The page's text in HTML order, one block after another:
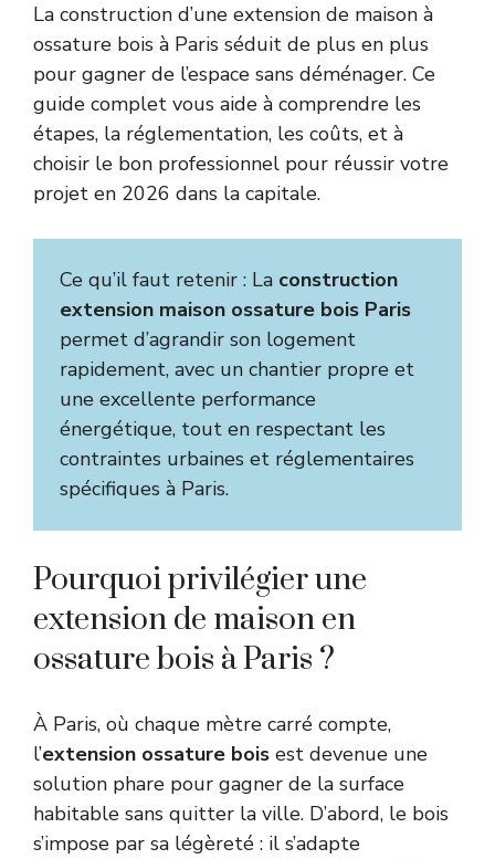
La construction d’une extension de maison à
ossature bois à Paris séduit de plus en plus
pour gagner de l’espace sans déménager. Ce
guide complet vous aide à comprendre les
étapes, la réglementation, les coûts, et à
choisir le bon professionnel pour réussir votre
projet en 2026 dans la capitale.
Ce qu’il faut retenir : La construction
extension maison ossature bois Paris
permet d’agrandir son logement
rapidement, avec un chantier propre et
une excellente performance
énergétique, tout en respectant les
contraintes urbaines et réglementaires
spécifiques à Paris.
Pourquoi privilégier une
extension de maison en
ossature bois à Paris ?
À Paris, où chaque mètre carré compte,
l’extension ossature bois est devenue une
solution phare pour gagner de la surface
habitable sans quitter la ville. D’abord, le bois
s’impose par sa légèreté : il s’adapte